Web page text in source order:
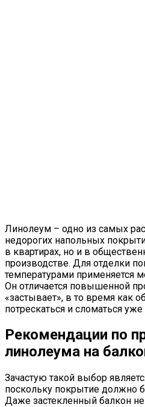
Линолеум – одно из самых
недорогих напольных
в квартирах, но и в
производстве. Для отделки
температурами применяется
Он отличается повышенной
«застывает», в то время как
потрескаться и сломаться
Рекомендации по
линолеума на
Зачастую такой выбор
поскольку покрытие должно
Даже застекленный балкон